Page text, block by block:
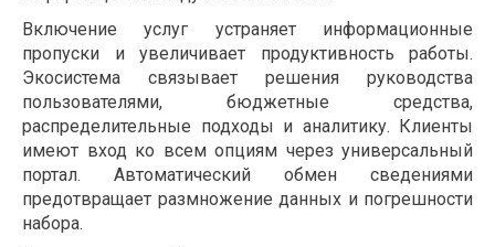
Включение услуг устраняет информационные
пропуски и увеличивает продуктивность работы.
Экосистема связывает решения руководства
пользователями, бюджетные средства,
распределительные подходы и аналитику. Клиенты
имеют вход ко всем опциям через универсальный
портал. Автоматический обмен сведениями
предотвращает размножение данных и погрешности
набора.